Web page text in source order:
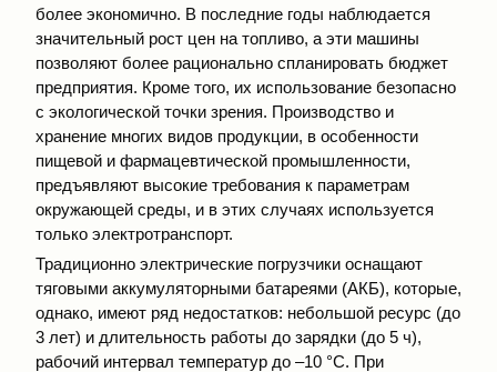
более экономично. В последние годы наблюдается
значительный рост цен на топливо, а эти машины
позволяют более рационально спланировать бюджет
предприятия. Кроме того, их использование безопасно
с экологической точки зрения. Производство и
хранение многих видов продукции, в особенности
пищевой и фармацевтической промышленности,
предъявляют высокие требования к параметрам
окружающей среды, и в этих случаях используется
только электротранспорт.
Традиционно электрические погрузчики оснащают
тяговыми аккумуляторными батареями (АКБ), которые,
однако, имеют ряд недостатков: небольшой ресурс (до
3 лет) и длительность работы до зарядки (до 5 ч),
рабочий интервал температур до –10 °С. При